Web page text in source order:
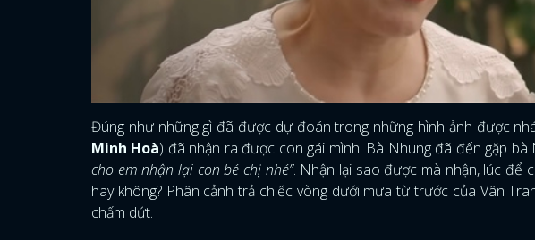
Đúng như những gì đã được dự đoán trong những hình ảnh được
Minh Hoà) đã nhận ra được con gái mình. Bà Nhung đã đến gặp bà
cho em nhận lại con bé chị nhé”. Nhận lại sao được mà nhận, lúc để
hay không? Phân cảnh trả chiếc vòng dưới mưa từ trước của Vân
chấm dứt.